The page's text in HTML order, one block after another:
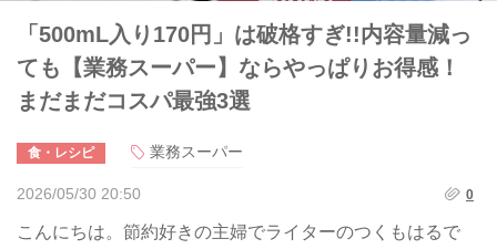
「500mL入り170円」は破格すぎ!!内容量減っ
ても【業務スーパー】ならやっぱりお得感！
まだまだコスパ最強3選
食・レシピ 業務スーパー
2026/05/30 20:50 0
こんにちは。節約好きの主婦でライターのつくもはるで